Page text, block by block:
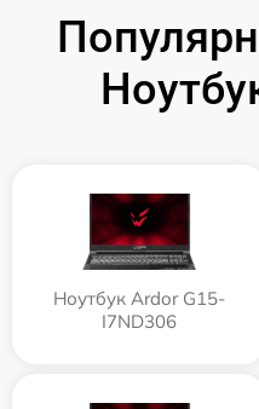
Ноутбук Ardor G15-
I7ND306